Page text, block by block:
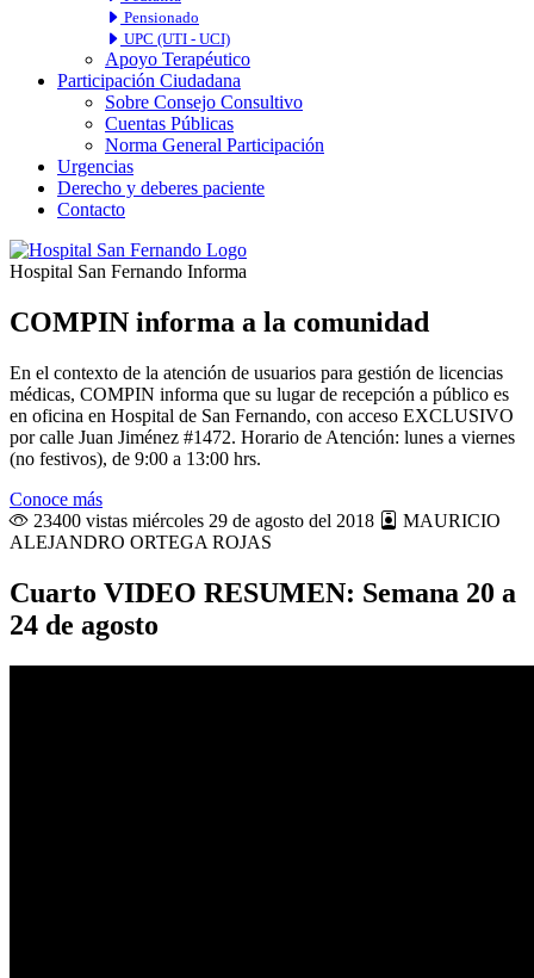
Pensionado
UPC (UTI - UCI)
Apoyo Terapéutico
Participación Ciudadana
Sobre Consejo Consultivo
Cuentas Públicas
Norma General Participación
Urgencias
Derecho y deberes paciente
Contacto
Hospital San Fernando Informa
COMPIN informa a la comunidad
En el contexto de la atención de usuarios para gestión de licencias
médicas, COMPIN informa que su lugar de recepción a público es
en oficina en Hospital de San Fernando, con acceso EXCLUSIVO
por calle Juan Jiménez #1472. Horario de Atención: lunes a viernes
(no festivos), de 9:00 a 13:00 hrs.
Conoce más
23400 vistas miércoles 29 de agosto del 2018
MAURICIO
ALEJANDRO ORTEGA ROJAS
Cuarto VIDEO RESUMEN: Semana 20 a
24 de agosto